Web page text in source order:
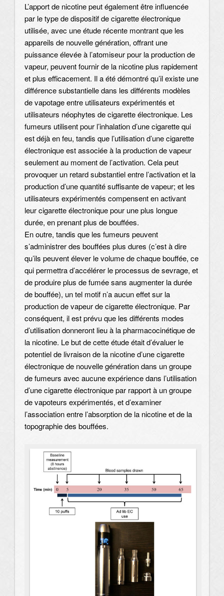
L’apport de nicotine peut également être influencée
par le type de dispositif de cigarette électronique
utilisée, avec une étude récente montrant que les
appareils de nouvelle génération, offrant une
puissance élevée à l’atomiseur pour la production de
vapeur, peuvent fournir de la nicotine plus rapidement
et plus efficacement. Il a été démontré qu’il existe une
différence substantielle dans les différents modèles
de vapotage entre utilisateurs expérimentés et
utilisateurs néophytes de cigarette électronique. Les
fumeurs utilisent pour l’inhalation d’une cigarette qui
est déjà en feu, tandis que l’utilisation d’une cigarette
électronique est associée à la production de vapeur
seulement au moment de l’activation. Cela peut
provoquer un retard substantiel entre l’activation et la
production d’une quantité suffisante de vapeur; et les
utilisateurs expérimentés compensent en activant
leur cigarette électronique pour une plus longue
durée, en prenant plus de bouffées.
En outre, tandis que les fumeurs peuvent
s’administrer des bouffées plus dures (c’est à dire
qu’ils peuvent élever le volume de chaque bouffée, ce
qui permettra d’accélérer le processus de sevrage, et
de produire plus de fumée sans augmenter la durée
de bouffée), un tel motif n’a aucun effet sur la
production de vapeur de cigarette électronique. Par
conséquent, il est prévu que les différents modes
d’utilisation donneront lieu à la pharmacocinétique de
la nicotine. Le but de cette étude était d’évaluer le
potentiel de livraison de la nicotine d’une cigarette
électronique de nouvelle génération dans un groupe
de fumeurs avec aucune expérience dans l’utilisation
d’une cigarette électronique par rapport à un groupe
de vapoteurs expérimentés, et d’examiner
l’association entre l’absorption de la nicotine et de la
topographie des bouffées.